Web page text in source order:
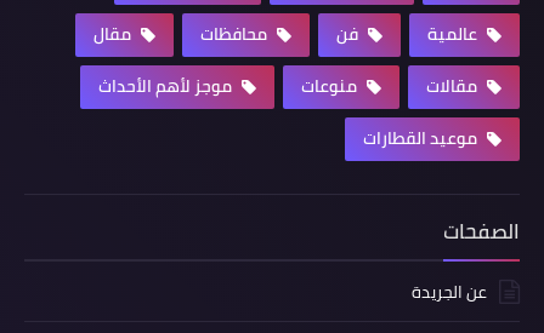
عالمية
فن محافظات
مقال
مقالات
منوعات
موجز لأهم الأحداث
موعيد القطارات
الصفحات
عن الجريدة